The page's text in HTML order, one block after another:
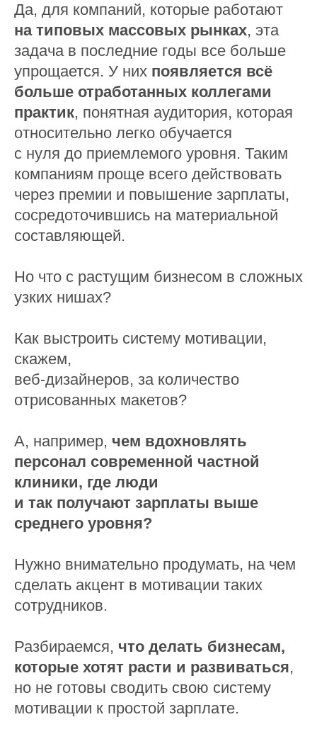
Да, для компаний, которые работают
на типовых массовых рынках, эта
задача в последние годы все больше
упрощается. У них появляется всё
больше отработанных коллегами
практик, понятная аудитория, которая
относительно легко обучается
с нуля до приемлемого уровня. Таким
компаниям проще всего действовать
через премии и повышение зарплаты,
сосредоточившись на материальной
составляющей.
Но что с растущим бизнесом в сложных
узких нишах?
Как выстроить систему мотивации,
скажем,
веб-дизайнеров, за количество
отрисованных макетов?
А, например, чем вдохновлять
персонал современной частной
клиники, где люди
и так получают зарплаты выше
среднего уровня?
Нужно внимательно продумать, на чем
сделать акцент в мотивации таких
сотрудников.
Разбираемся, что делать бизнесам,
которые хотят расти и развиваться,
но не готовы сводить свою систему
мотивации к простой зарплате.